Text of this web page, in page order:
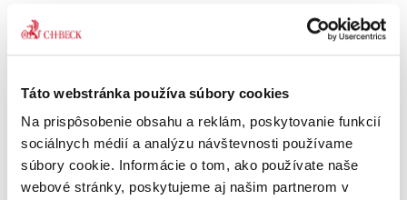
Táto webstránka používa súbory cookies
Na prispôsobenie obsahu a reklám, poskytovanie funkcií
sociálnych médií a analýzu návštevnosti používame
súbory cookie. Informácie o tom, ako používate naše
webové stránky, poskytujeme aj našim partnerom v
Najdôležitejšie
medzinárodnom